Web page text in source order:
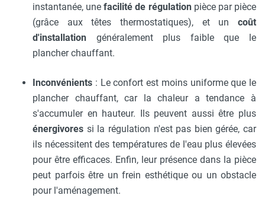
instantanée, unefacilité de régulationpièce par pièce
(grâce aux têtes thermostatiques), et un coût
d'installation généralement plus faible que le
plancher chauffant.
Inconvénients : Le confort est moins uniforme que le
plancher chauffant, car la chaleur a tendance à
s'accumuler en hauteur. Ils peuvent aussi être plus
énergivores si la régulation n'est pas bien gérée, car
ils nécessitent des températures de l'eau plus élevées
pour être efficaces. Enfin, leur présence dans la pièce
peut parfois être un frein esthétique ou un obstacle
pour l'aménagement.